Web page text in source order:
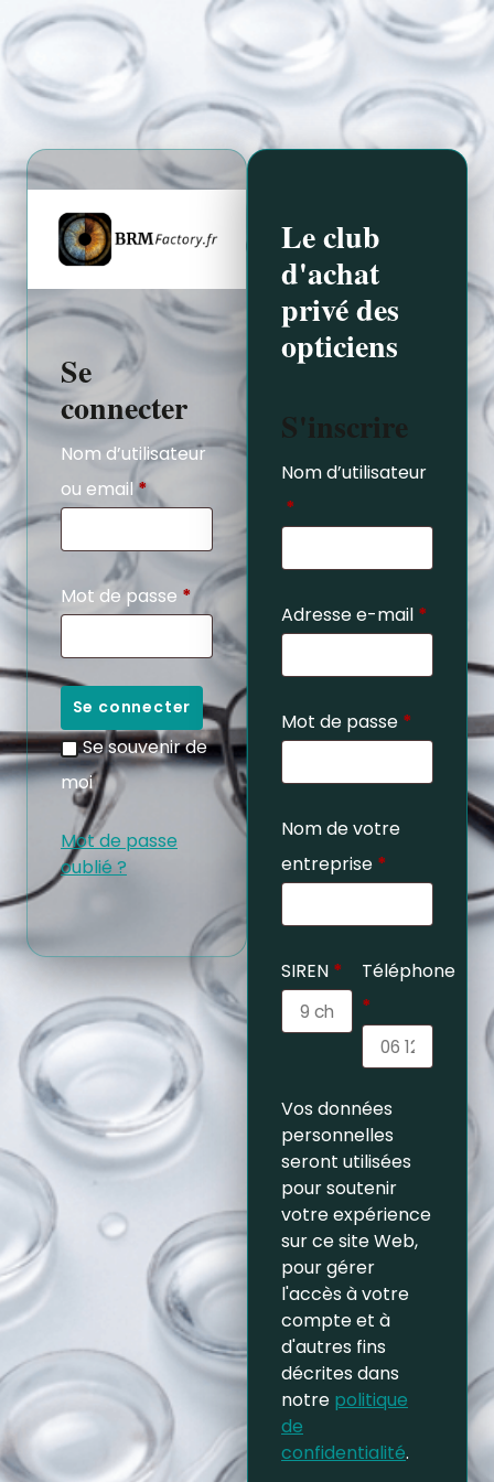
Se
connecter
Nom d’utilisateur
ou email*
Mot de passe *
Se connecter
Se souvenir de
moi
Mot de passe
oublié ?
Le club
d'achat
privé des
opticiens
S'inscrire
Nom d’utilisateur
*
Adresse e-mail *
Mot de passe *
Nom de votre
entreprise *
SIREN *
Téléphone
*
Vos données
personnelles
seront utilisées
pour soutenir
votre expérience
sur ce site Web,
pour gérer
l'accès à votre
compte et à
d'autres fins
décrites dans
notre politique
de
confidentialité.